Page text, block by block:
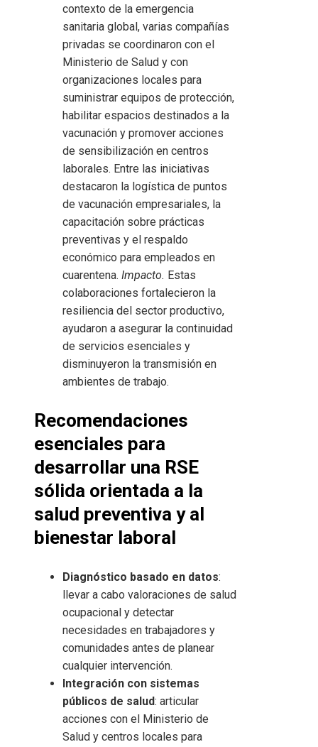
contexto de la emergencia
sanitaria global, varias compañías
privadas se coordinaron con el
Ministerio de Salud y con
organizaciones locales para
suministrar equipos de protección,
habilitar espacios destinados a la
vacunación y promover acciones
de sensibilización en centros
laborales. Entre las iniciativas
destacaron la logística de puntos
de vacunación empresariales, la
capacitación sobre prácticas
preventivas y el respaldo
económico para empleados en
cuarentena. Impacto. Estas
colaboraciones fortalecieron la
resiliencia del sector productivo,
ayudaron a asegurar la continuidad
de servicios esenciales y
disminuyeron la transmisión en
ambientes de trabajo.
Recomendaciones
esenciales para
desarrollar una RSE
sólida orientada a la
salud preventiva y al
bienestar laboral
Diagnóstico basado en datos:
llevar a cabo valoraciones de salud
ocupacional y detectar
necesidades en trabajadores y
comunidades antes de planear
cualquier intervención.
Integración con sistemas
públicos de salud: articular
acciones con el Ministerio de
Salud y centros locales para